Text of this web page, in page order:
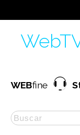
WEBfine